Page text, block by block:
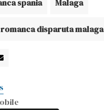
spania Malaga
romanca disparuta malaga